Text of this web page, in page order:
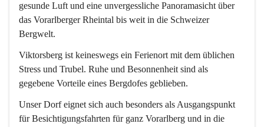
gesunde Luft und eine unvergessliche Panoramasicht über
das Vorarlberger Rheintal bis weit in die Schweizer
Bergwelt.
Viktorsberg ist keineswegs ein Ferienort mit dem üblichen
Stress und Trubel. Ruhe und Besonnenheit sind als
gegebene Vorteile eines Bergdofes geblieben.
Unser Dorf eignet sich auch besonders als Ausgangspunkt
für Besichtigungsfahrten für ganz Vorarlberg und in die